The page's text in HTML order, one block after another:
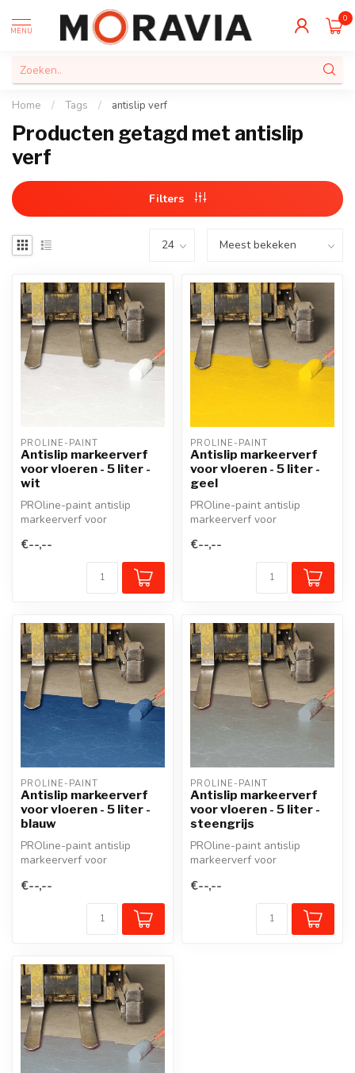
MENU
0
Home / Tags / antislip verf
Producten getagd met antislip
verf
Filters
PROLINE-PAINT
Antislip markeerverf
voor vloeren - 5 liter -
wit
PROline-paint antislip
markeerverf voor
kwartsgranula...
€--,--
PROLINE-PAINT
Antislip markeerverf
voor vloeren - 5 liter -
geel
PROline-paint antislip
markeerverf voor
kwartsgranula...
€--,--
PROLINE-PAINT
Antislip markeerverf
voor vloeren - 5 liter -
blauw
PROline-paint antislip
markeerverf voor
kwartsgranula...
€--,--
PROLINE-PAINT
Antislip markeerverf
voor vloeren - 5 liter -
steengrijs
PROline-paint antislip
markeerverf voor
kwartsgranula...
€--,--